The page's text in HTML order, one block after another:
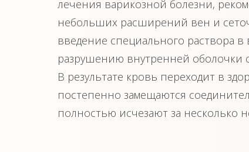
лечения варикозной болезни,
небольших расширений вен и
введение специального раствора
разрушению внутренней оболочки
В результате кровь переходит в
постепенно замещаются
полностью исчезают за несколько